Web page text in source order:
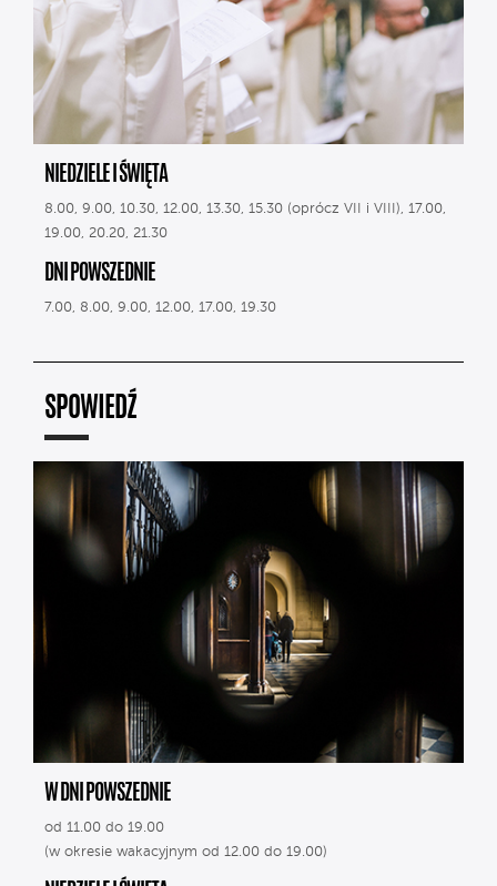
NIEDZIELE I ŚWIĘTA
8.00, 9.00, 10.30, 12.00, 13.30, 15.30 (oprócz VII i VIII), 17.00,
19.00, 20.20, 21.30
DNI POWSZEDNIE
7.00, 8.00, 9.00, 12.00, 17.00, 19.30
SPOWIEDŹ
W DNI POWSZEDNIE
od 11.00 do 19.00
(w okresie wakacyjnym od 12.00 do 19.00)